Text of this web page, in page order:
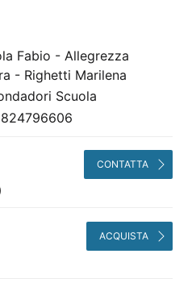
Fabio - Allegrezza
- Righetti Marilena
Scuola
CONTATTA
ACQUISTA